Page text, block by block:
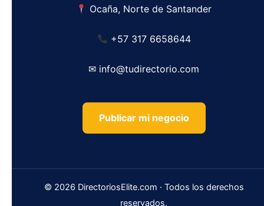
Ocaña, Norte de Santander
+57 317 6658644
✉ info@tudirectorio.com
Publicar mi negocio
© 2026 DirectoriosElite.com · Todos los derechos
reservados.